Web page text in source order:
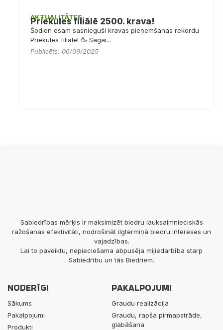
AKTUALITĀTES
Priekules filiālē 2500. krava!
Šodien esam sasnieguši kravas pieņemšanas rekordu
Priekules filiālē! 🥳 Sagai...
Publicēts: 06/09/2025
Sabiedrības mērķis ir maksimizēt biedru lauksaimnieciskās
ražošanas efektivitāti, nodrošināt ilgtermiņā biedru intereses un
vajadzības.
Lai to paveiktu, nepieciešama abpusēja mijiedarbība starp
Sabiedrību un tās Biedriem.
NODERĪGI
Sākums
Pakalpojumi
Produkti
PAKALPOJUMI
Graudu realizācija
Graudu, rapša pirmapstrāde,
glabāšana